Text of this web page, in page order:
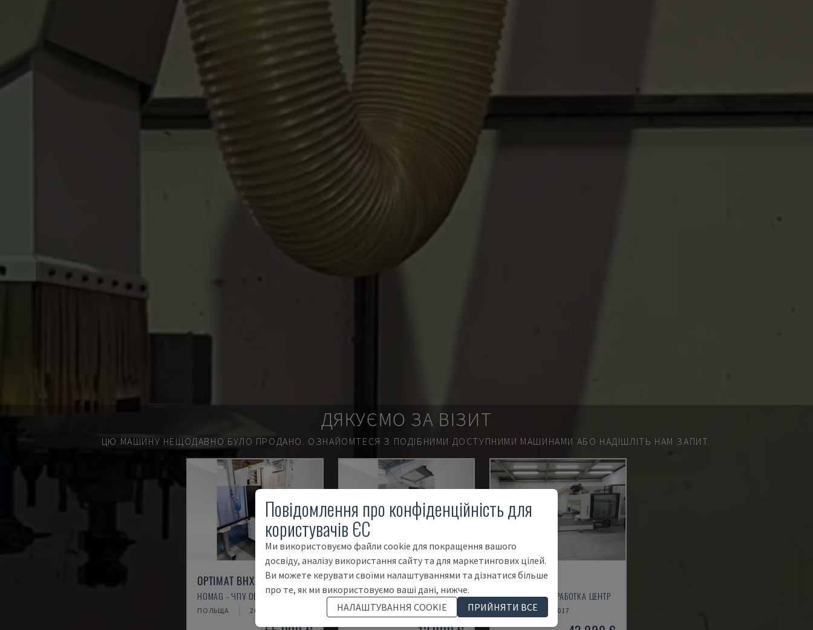
ДЯКУЄМО ЗА ВІЗИТ
ЦЮ МАШИНУ НЕЩОДАВНО БУЛО ПРОДАНО. ОЗНАЙОМТЕСЯ З ПОДІБНИМИ ДОСТУПНИМИ МАШИНАМИ АБО НАДІШЛІТЬ НАМ ЗАПИТ.
OPTIMAT BHX 200
HOMAG - ЧПУ ОБРАБОТКА ЦЕНТР
ПОЛЬЩА 2016
POINT 2
VITAP - ЧПУ ОБРАБОТКА ЦЕНТР
НІМЕЧЧИНА 2016
ROVER K1232
BIESSE - ЧПУ ОБРАБОТКА ЦЕНТР
ПОЛЬЩА 2017
Повідомлення про конфіденційність для
користувачів ЄС
Ми використовуємо файли cookie для покращення вашого
досвіду, аналізу використання сайту та для маркетингових цілей.
Ви можете керувати своїми налаштуваннями та дізнатися більше
про те, як ми використовуємо ваші дані, нижче.
НАЛАШТУВАННЯ COOKIE
ПРИЙНЯТИ ВСЕ